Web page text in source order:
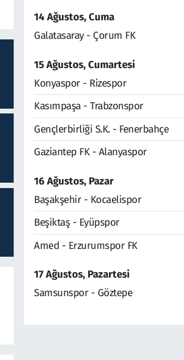
14 Ağustos, Cuma
Galatasaray - Çorum FK
15 Ağustos, Cumartesi
Konyaspor - Rizespor
Kasımpaşa - Trabzonspor
Gençlerbirliği S.K. - Fenerbahçe
Gaziantep FK - Alanyaspor
16 Ağustos, Pazar
Başakşehir - Kocaelispor
Beşiktaş - Eyüpspor
Amed - Erzurumspor FK
17 Ağustos, Pazartesi
Samsunspor - Göztepe